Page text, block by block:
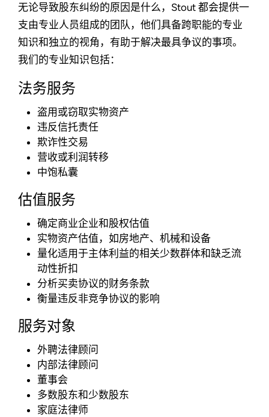
无论导致股东纠纷的原因是什么，Stout 都会提供一
支由专业人员组成的团队，他们具备跨职能的专业
知识和独立的视角，有助于解决最具争议的事项。
我们的专业知识包括：
法务服务
盗用或窃取实物资产
违反信托责任
欺诈性交易
营收或利润转移
中饱私囊
估值服务
确定商业企业和股权估值
实物资产估值，如房地产、机械和设备
量化适用于主体利益的相关少数群体和缺乏流
动性折扣
分析买卖协议的财务条款
衡量违反非竞争协议的影响
服务对象
外聘法律顾问
内部法律顾问
董事会
多数股东和少数股东
家庭法律师